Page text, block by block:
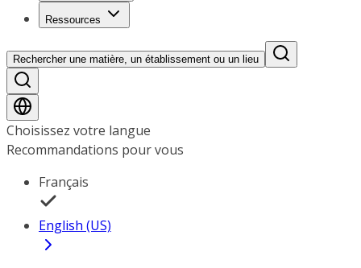
Ressources
Rechercher une matière, un établissement ou un lieu
Choisissez votre langue
Recommandations pour vous
Français
English (US)